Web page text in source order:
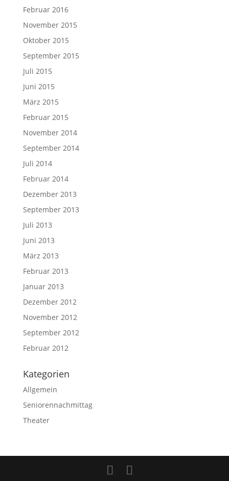
Februar 2016
November 2015
Oktober 2015
September 2015
Juli 2015
Juni 2015
März 2015
Februar 2015
November 2014
September 2014
Juli 2014
Februar 2014
Dezember 2013
September 2013
Juli 2013
Juni 2013
März 2013
Februar 2013
Januar 2013
Dezember 2012
November 2012
September 2012
Februar 2012
Kategorien
Allgemein
Seniorennachmittag
Theater